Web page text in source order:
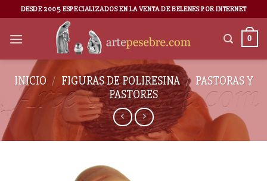
DESDE 2005 ESPECIALIZADOS EN LA VENTA DE BELENES POR INTERNET
0
INICIO / FIGURAS DE POLIRESINA / PASTORAS Y
PASTORES